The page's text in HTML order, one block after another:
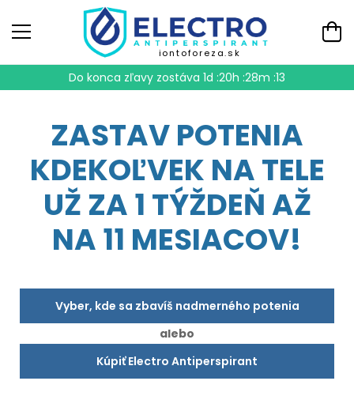
iontoforeza.sk
Do konca zľavy zostáva 1d :20h :28m :12
ZASTAV POTENIA
KDEKOĽVEK NA TELE
UŽ ZA 1 TÝŽDEŇ AŽ
NA 11 MESIACOV!
Vyber, kde sa zbavíš nadmerného potenia
alebo
Kúpiť Electro Antiperspirant